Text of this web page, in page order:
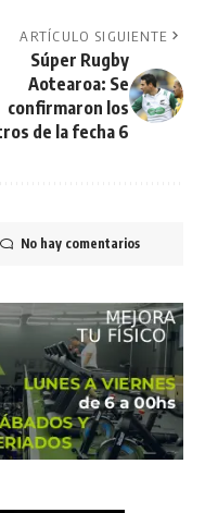
ARTÍCULO SIGUIENTE
Súper Rugby
Aotearoa: Se
confirmaron los
de la fecha 6
No hay comentarios